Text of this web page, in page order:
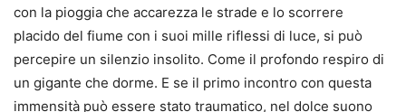
con la pioggia che accarezza le strade e lo scorrere
placido del fiume con i suoi mille riflessi di luce, si può
percepire un silenzio insolito. Come il profondo respiro di
un gigante che dorme. E se il primo incontro con questa
immensità può essere stato traumatico, nel dolce suono